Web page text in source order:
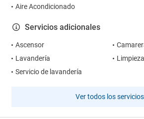
Aire Acondicionado
Servicios adicionales
Ascensor
Lavandería
Servicio de lavandería
Ver todos los servicios